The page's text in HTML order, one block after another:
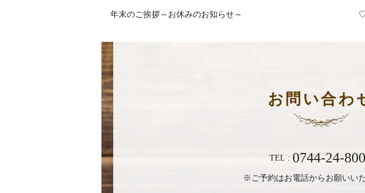
年末のご挨拶～お休みのお知らせ～
お問い合わ
TEL : 0744-24-
※ご予約はお電話からお願いいた